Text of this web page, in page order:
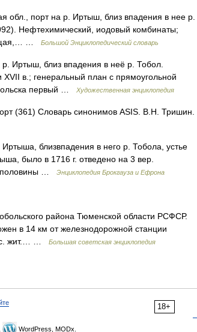
обл., порт на р. Иртыш, близ впадения в нее р.
Нефтехимический, иодовый комбинаты;
…
Большой Энциклопедический словарь
близ впадения в неё р. Тобол.
в.; генеральный план с прямоугольной
первый …
Художественная энциклопедия
(361) Словарь синонимов ASIS. В.Н. Тришин.
близвпадения в него р. Тобола, устье
было в 1716 г. отведено на 3 вер.
половины …
Энциклопедия Брокгауза и Ефрона
района Тюменской области РСФСР.
в 14 км от железнодорожной станции
жит.… …
Большая советская энциклопедия
18+
WordPress, MODx.